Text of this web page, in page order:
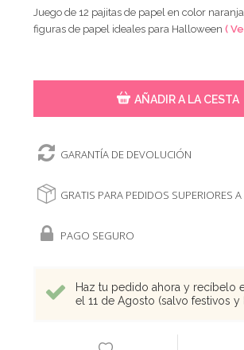
Juego de 12 pajitas de papel en color
figuras de papel ideales para Halloween(
AÑADIR A LA CESTA
GARANTÍA DE DEVOLUCIÓN
GRATIS PARA PEDIDOS SUPERIORES
PAGO SEGURO
Haz tu pedido ahora y recíbelo
el 11 de Agosto (salvo festivos y